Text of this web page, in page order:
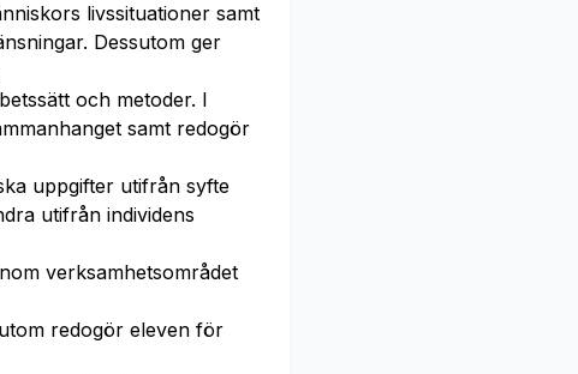
livssituationer samt
Dessutom ger
och metoder. I
samt redogör
uppgifter utifrån syfte
utifrån individens
verksamhetsområdet
redogör eleven för